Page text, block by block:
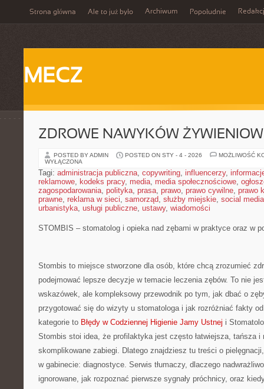
Strona główna Ale to już było Archiwum Popołudnie
MECZ
ZDROWE NAWYKÓW
POSTED BY ADMIN POSTED ON STY - 4 - 2026
MOŻLIWOŚĆ
WYŁĄCZONA
Tagi: administracja publiczna, copywriting, influencerzy,
reklamowe, kodeks pracy, media, media społecznościowe,
zagospodarowania, polityka, prasa, prawo, prawo cywilne, prawo
prawne, reklama w sieci, samorząd, służby miejskie, social media
urbanistyka, usługi publiczne, ustawy, wiadomości
STOMBIS – stomatolog i opieka nad zębami w praktyce oraz w
Stombis to miejsce stworzone dla osób, które chcą zrozumieć
podejmować lepsze decyzje w temacie leczenia zębów. To nie
wskazówek, ale kompleksowy przewodnik po tym, jak dbać o
przygotować się do wizyty u stomatologa i jak rozróżniać fakty od
kategorie to Błędy w Codziennej Higienie Jamy Ustnej i
Stombis stoi idea, że profilaktyka jest często łatwiejsza, tańsza i
skomplikowane zabiegi. Dlatego znajdziesz tu treści o
w gabinecie: diagnostyce. Serwis tłumaczy, dlaczego
ignorowane, jak rozpoznać pierwsze sygnały próchnicy, oraz